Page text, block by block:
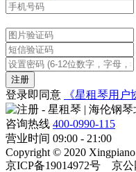
登录即同意 《星租琴用户
咨询热线 400-0990-115
营业时间 09:00 - 21:00
Copyright © 2020
京ICP备19014972号 京公